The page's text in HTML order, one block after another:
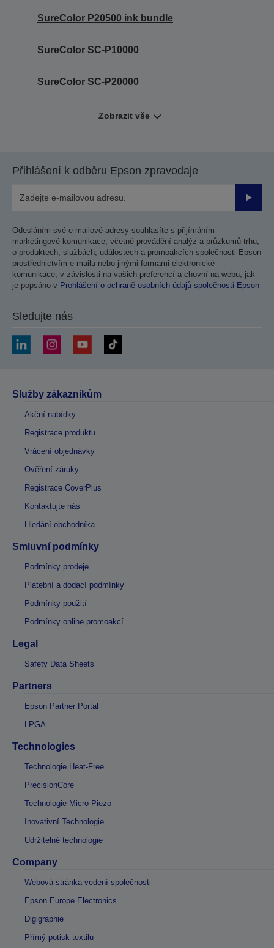
SureColor P20500 ink bundle
SureColor SC-P10000
SureColor SC-P20000
Zobrazit vše
Přihlášení k odběru Epson zpravodaje
Odesláním své e-mailové adresy souhlasíte s přijímáním
marketingové komunikace, včetně provádění analýz a průzkumů trhu,
o produktech, službách, událostech a promoakcích společnosti Epson
prostřednictvím e-mailu nebo jinými formami elektronické
komunikace, v závislosti na vašich preferencí a chovní na webu, jak
je popsáno v Prohlášení o ochraně osobních údajů společnosti Epson
Sledujte nás
Služby zákazníkům
Akční nabídky
Registrace produktu
Vrácení objednávky
Ověření záruky
Registrace CoverPlus
Kontaktujte nás
Hledání obchodníka
Smluvní podmínky
Podmínky prodeje
Platební a dodací podmínky
Podmínky použití
Podmínky online promoakcí
Legal
Safety Data Sheets
Partners
Epson Partner Portal
LPGA
Technologies
Technologie Heat-Free
PrecisionCore
Technologie Micro Piezo
Inovativní Technologie
Udržitelné technologie
Company
Webová stránka vedení společnosti
Epson Europe Electronics
Digigraphie
Přímý potisk textilu